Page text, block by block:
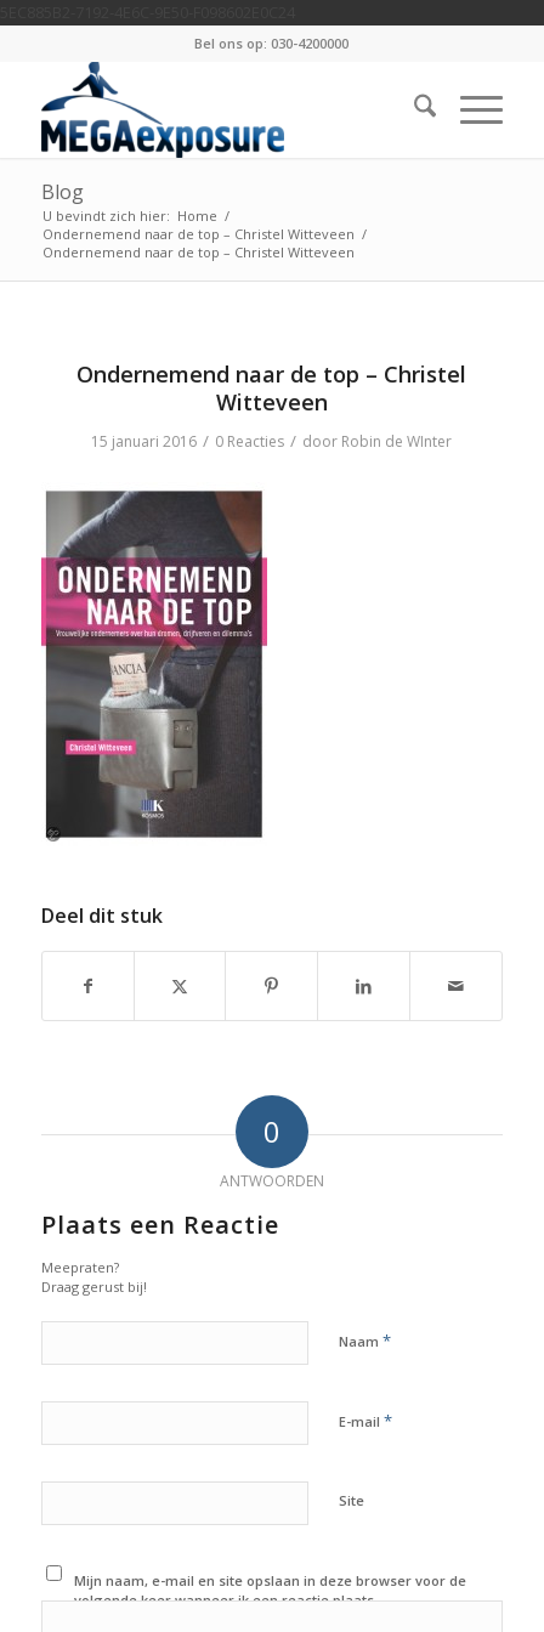
Bel ons op: 030-4200000
Blog
U bevindt zich hier: Home /
Ondernemend naar de top – Christel Witteveen /
Ondernemend naar de top – Christel Witteveen
Ondernemend naar de top – Christel
Witteveen
15 januari 2016 / 0 Reacties / door Robin de WInter
Deel dit stuk
0
ANTWOORDEN
Plaats een Reactie
Meepraten?
Draag gerust bij!
Naam *
E-mail *
Site
Mijn naam, e-mail en site opslaan in deze browser voor de
volgende keer wanneer ik een reactie plaats.